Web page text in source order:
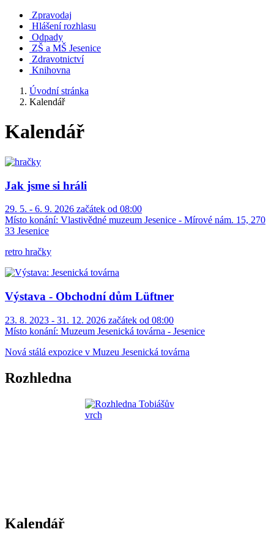
Zpravodaj
Hlášení rozhlasu
Odpady
ZŠ a MŠ Jesenice
Zdravotnictví
Knihovna
Úvodní stránka
Kalendář
Kalendář
Jak jsme si hráli
29. 5. - 6. 9. 2026 začátek od 08:00
Místo konání: Vlastivědné muzeum Jesenice - Mírové nám. 15, 270
33 Jesenice
retro hračky
Výstava - Obchodní dům Lüftner
23. 8. 2023 - 31. 12. 2026 začátek od 08:00
Místo konání: Muzeum Jesenická továrna - Jesenice
Nová stálá expozice v Muzeu Jesenická továrna
Rozhledna
Kalendář